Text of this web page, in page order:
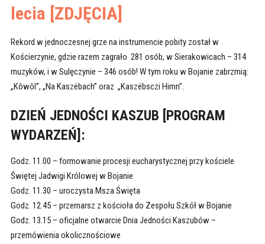
lecia [ZDJĘCIA]
Rekord w jednoczesnej grze na instrumencie pobity został w
Kościerzynie, gdzie razem zagrało 281 osób, w Sierakowicach – 314
muzyków, i w Sulęczynie – 346 osób! W tym roku w Bojanie zabrzmią:
„Kòwôl”, „Na Kaszëbach” oraz „Kaszëbsczi Himn”.
DZIEŃ JEDNOŚCI KASZUB [PROGRAM
WYDARZEŃ]:
Godz. 11.00 – formowanie procesji eucharystycznej przy kościele
Świętej Jadwigi Królowej w Bojanie
Godz. 11.30 – uroczysta Msza Święta
Godz. 12.45 – przemarsz z kościoła do Zespołu Szkół w Bojanie
Godz. 13.15 – oficjalne otwarcie Dnia Jedności Kaszubów –
przemówienia okolicznościowe